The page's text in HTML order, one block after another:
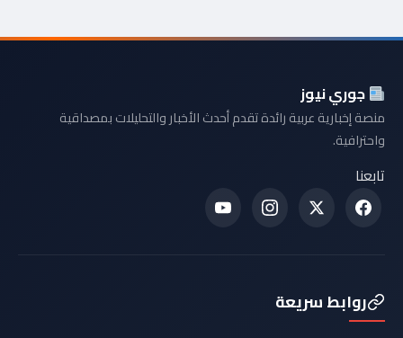
جوري نيوز
منصة إخبارية عربية رائدة تقدم أحدث الأخبار والتحليلات بمصداقية
واحترافية.
تابعنا
روابط سريعة